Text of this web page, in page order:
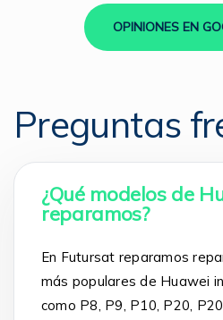
OPINIONES EN
Preguntas
¿Qué modelos de
reparamos?
En Futursat reparamos
más populares de Huawei
como P8, P9, P10, P20,